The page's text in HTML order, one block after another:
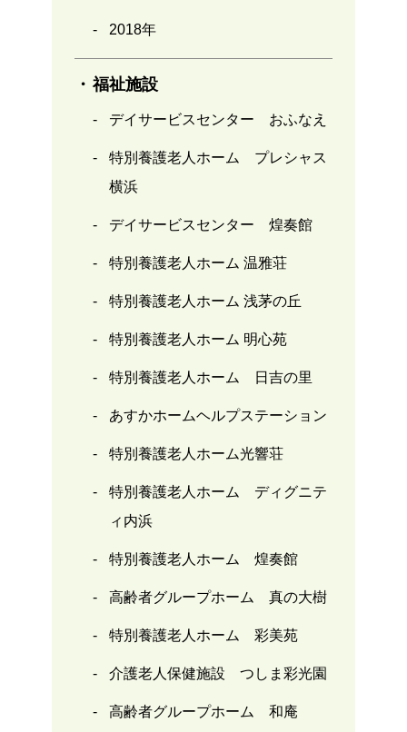
2018年
福祉施設
デイサービスセンター おふなえ
特別養護老人ホーム プレシャス
横浜
デイサービスセンター 煌奏館
特別養護老人ホーム 温雅荘
特別養護老人ホーム 浅茅の丘
特別養護老人ホーム 明心苑
特別養護老人ホーム 日吉の里
あすかホームヘルプステーション
特別養護老人ホーム光響荘
特別養護老人ホーム ディグニテ
ィ内浜
特別養護老人ホーム 煌奏館
高齢者グループホーム 真の大樹
特別養護老人ホーム 彩美苑
介護老人保健施設 つしま彩光園
高齢者グループホーム 和庵